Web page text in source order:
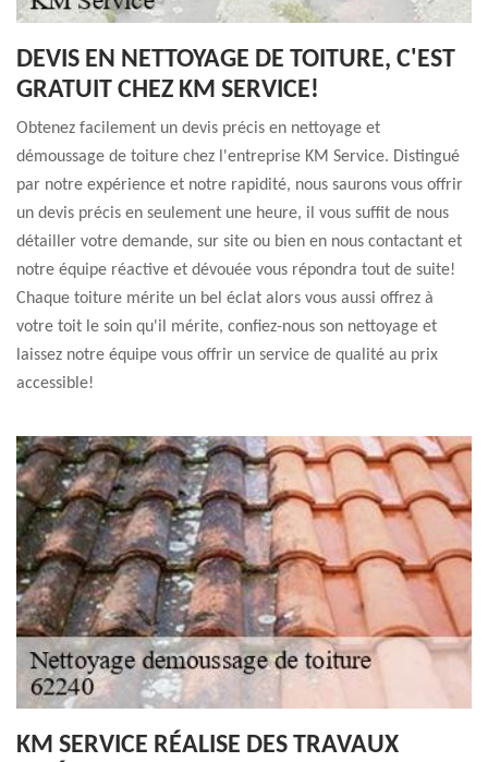
DEVIS EN NETTOYAGE DE TOITURE, C'EST
GRATUIT CHEZ KM SERVICE!
Obtenez facilement un devis précis en nettoyage et
démoussage de toiture chez l'entreprise KM Service. Distingué
par notre expérience et notre rapidité, nous saurons vous offrir
un devis précis en seulement une heure, il vous suffit de nous
détailler votre demande, sur site ou bien en nous contactant et
notre équipe réactive et dévouée vous répondra tout de suite!
Chaque toiture mérite un bel éclat alors vous aussi offrez à
votre toit le soin qu'il mérite, confiez-nous son nettoyage et
laissez notre équipe vous offrir un service de qualité au prix
accessible!
KM SERVICE RÉALISE DES TRAVAUX